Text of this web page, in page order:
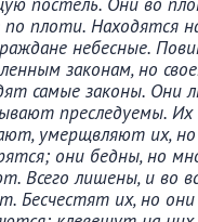
плоти. Находятся
небесные.
законам, но
самые законы. Они
преследуемы.
умерщвляют их,
они бедны, но
Всего лишены, и во
Бесчестят их, но